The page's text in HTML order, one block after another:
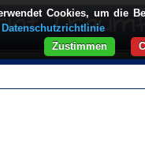
Cookies, um die
Datenschutzrichtlinie
Zustimmen